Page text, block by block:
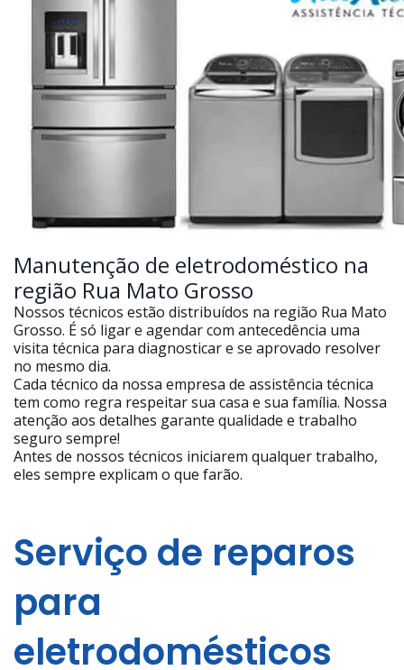
Manutenção de eletrodoméstico na
região Rua Mato Grosso
Nossos técnicos estão distribuídos na região Rua Mato
Grosso. É só ligar e agendar com antecedência uma
visita técnica para diagnosticar e se aprovado resolver
no mesmo dia.
Cada técnico da nossa empresa de assistência técnica
tem como regra respeitar sua casa e sua família. Nossa
atenção aos detalhes garante qualidade e trabalho
seguro sempre!
Antes de nossos técnicos iniciarem qualquer trabalho,
eles sempre explicam o que farão.
Serviço de reparos
para
eletrodomésticos